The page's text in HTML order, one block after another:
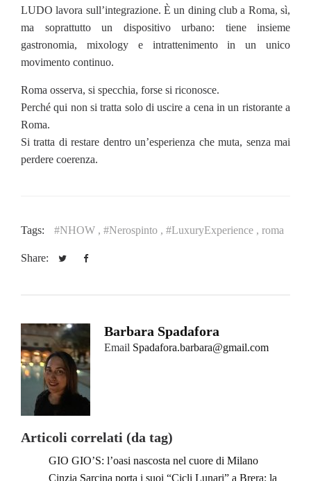
LUDO lavora sull’integrazione. È un dining club a Roma, sì,
ma soprattutto un dispositivo urbano: tiene insieme
gastronomia, mixology e intrattenimento in un unico
movimento continuo.
Roma osserva, si specchia, forse si riconosce.
Perché qui non si tratta solo di uscire a cena in un ristorante a
Roma.
Si tratta di restare dentro un’esperienza che muta, senza mai
perdere coerenza.
Tags: #NHOW , #Nerospinto , #LuxuryExperience , roma
Share:
Barbara Spadafora
Email Spadafora.barbara@gmail.com
Articoli correlati (da tag)
GIO GIO’S: l’oasi nascosta nel cuore di Milano
Cinzia Sarcina porta i suoi “Cicli Lunari” a Brera: la